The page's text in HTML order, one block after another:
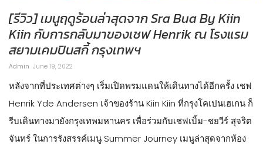
[รีวิว] เมนูฤดูร้อนล่าสุดจาก Sra Bua By Kiin
Kiin กับการกลับมาของเชฟ Henrik ณ โรงแรม
สยามเคมปินสกี้ กรุงเทพฯ
Admin June 19, 2022
หลังจากที่ประเทศต่างๆ เริ่มเปิดพรมแดนให้เดินทางได้อีกครั้ง เชฟ
Henrik Yde Andersen เจ้าของร้าน Kiin Kiin ที่กรุงโคเปนเฮเกน ก็
รีบเดินทางมายังกรุงเทพมหานคร เพื่อร่วมกับเชฟเบิ้ม-ชยวีร์ สุจริต
จันทร์ ในการรังสรรค์เมนู Summer Journey เมนูล่าสุดจากห้อง